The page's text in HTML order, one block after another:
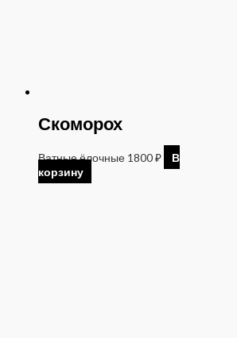
Скоморох
Ватные ёлочные 1800₽
В
корзину